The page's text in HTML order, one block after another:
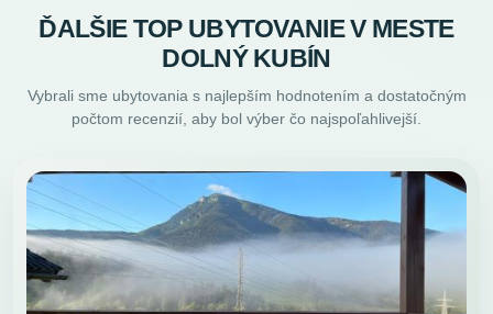
ĎALŠIE TOP UBYTOVANIE V MESTE
DOLNÝ KUBÍN
Vybrali sme ubytovania s najlepším hodnotením a dostatočným
počtom recenzií, aby bol výber čo najspoľahlivejší.